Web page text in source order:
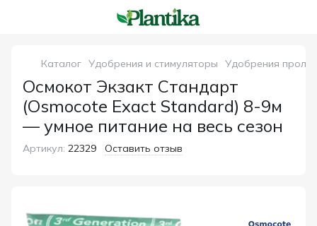
Каталог Удобрения и стимуляторы Удобрения
Осмокот Экзакт Стандарт
(Osmocote Exact Standard) 8-9м
— умное питание на весь сезон
Артикул: 22329 Оставить отзыв